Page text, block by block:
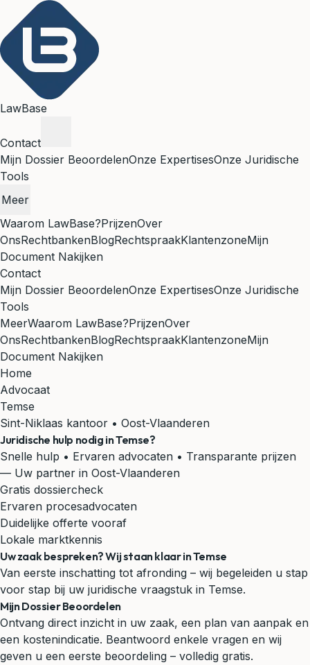
LawBase
Contact
Mijn Dossier BeoordelenOnze ExpertisesOnze Juridische
Tools
Meer
Waarom LawBase?PrijzenOver
OnsRechtbankenBlogRechtspraakKlantenzoneMijn
Document Nakijken
Contact
Mijn Dossier BeoordelenOnze ExpertisesOnze Juridische
Tools
MeerWaarom LawBase?PrijzenOver
OnsRechtbankenBlogRechtspraakKlantenzoneMijn
Document Nakijken
Home
Advocaat
Temse
Sint-Niklaas kantoor • Oost-Vlaanderen
Juridische hulp nodig inTemse?
Snelle hulp • Ervaren advocaten • Transparante prijzen
— Uw partner in Oost-Vlaanderen
Gratis dossiercheck
Ervaren procesadvocaten
Duidelijke offerte vooraf
Lokale marktkennis
Uw zaak bespreken? Wij staan klaar in Temse
Van eerste inschatting tot afronding – wij begeleiden u stap
voor stap bij uw juridische vraagstuk in Temse.
Mijn Dossier Beoordelen
Ontvang direct inzicht in uw zaak, een plan van aanpak en
een kostenindicatie. Beantwoord enkele vragen en wij
geven u een eerste beoordeling – volledig gratis.